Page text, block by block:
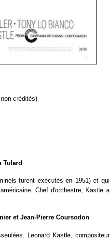
crédités)
Tulard
furent exécutés en 1951) et qui
Chef d'orchestre, Kastle a
et Jean-Pierre Coursodon
Leonard Kastle, compositeur